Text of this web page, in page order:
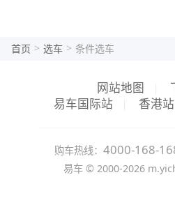
首页 > 选车 > 条件选车
网站地图
易车国际站
香港站
购车热线： 4000-168-
易车 © 2000-2026